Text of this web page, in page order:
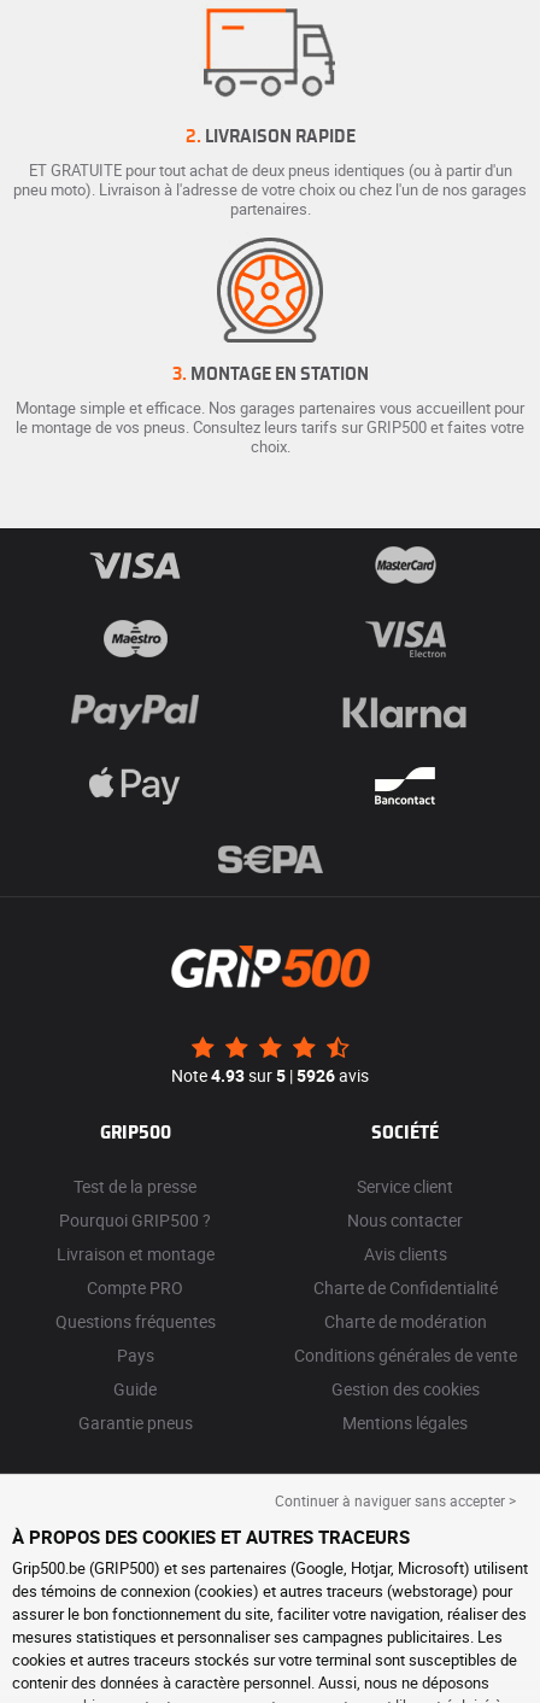
2. LIVRAISON RAPIDE
ET GRATUITE pour tout achat de deux pneus identiques (ou à partir d'un
pneu moto). Livraison à l'adresse de votre choix ou chez l'un de nos garages
partenaires.
3. MONTAGE EN STATION
Montage simple et efficace. Nos garages partenaires vous accueillent pour
le montage de vos pneus. Consultez leurs tarifs sur GRIP500 et faites votre
choix.
Note4.93sur5 |5926avis
GRIP500
Test de la presse
Pourquoi GRIP500 ?
Livraison et montage
Compte PRO
Questions fréquentes
Pays
Guide
Garantie pneus
SOCIÉTÉ
Service client
Nous contacter
Avis clients
Charte de Confidentialité
Charte de modération
Conditions générales de vente
Gestion des cookies
Mentions légales
Continuer à naviguer sans accepter >
À PROPOS DES COOKIES ET AUTRES TRACEURS
Grip500.be (GRIP500) et ses partenaires (Google, Hotjar, Microsoft) utilisent
des témoins de connexion (cookies) et autres traceurs (webstorage) pour
assurer le bon fonctionnement du site, faciliter votre navigation, réaliser des
mesures statistiques et personnaliser ses campagnes publicitaires. Les
cookies et autres traceurs stockés sur votre terminal sont susceptibles de
contenir des données à caractère personnel. Aussi, nous ne déposons